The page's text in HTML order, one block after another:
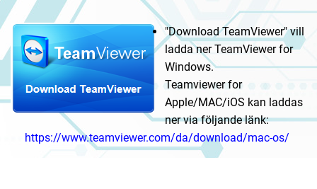
"Download TeamViewer" vill
ladda ner TeamViewer for
Windows.
Teamviewer for
Apple/MAC/iOS kan laddas
ner via följande länk:
https://www.teamviewer.com/da/download/mac-os/